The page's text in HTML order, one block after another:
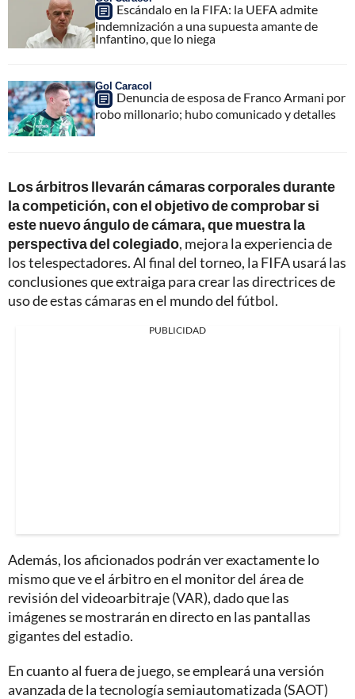
Escándalo en la FIFA: la UEFA admite
indemnización a una supuesta amante de
Infantino, que lo niega
Gol Caracol
Denuncia de esposa de Franco Armani por
robo millonario; hubo comunicado y detalles
Los árbitros llevarán cámaras corporales durante
la competición, con el objetivo de comprobar si
este nuevo ángulo de cámara, que muestra la
perspectiva del colegiado, mejora la experiencia de
los telespectadores. Al final del torneo, la FIFA usará las
conclusiones que extraiga para crear las directrices de
uso de estas cámaras en el mundo del fútbol.
PUBLICIDAD
Además, los aficionados podrán ver exactamente lo
mismo que ve el árbitro en el monitor del área de
revisión del videoarbitraje (VAR), dado que las
imágenes se mostrarán en directo en las pantallas
gigantes del estadio.
En cuanto al fuera de juego, se empleará una versión
avanzada de la tecnología semiautomatizada (SAOT)